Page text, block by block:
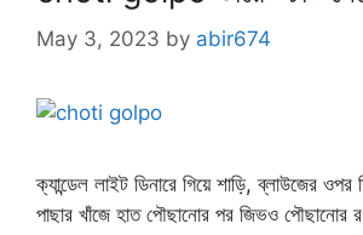
May 3, 2023 by abir674
ক্যান্ডেল লাইট ডিনারে গিয়ে শাড়ি, ব্লাউজের
পাছার খাঁজে হাত পৌছানোর পর জিভও পৌছানোর